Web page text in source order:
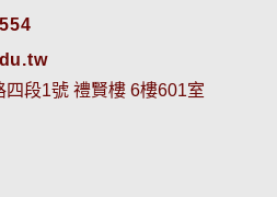
段1號 禮賢樓 6樓601室